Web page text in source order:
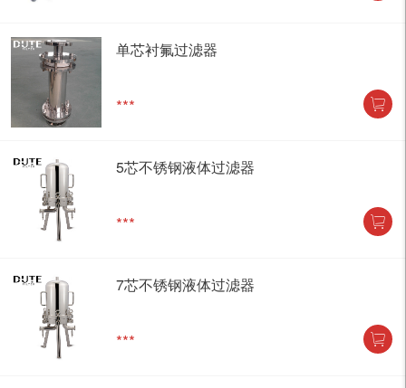
单芯衬氟过滤器
***
5芯不锈钢液体过滤器
***
7芯不锈钢液体过滤器
***